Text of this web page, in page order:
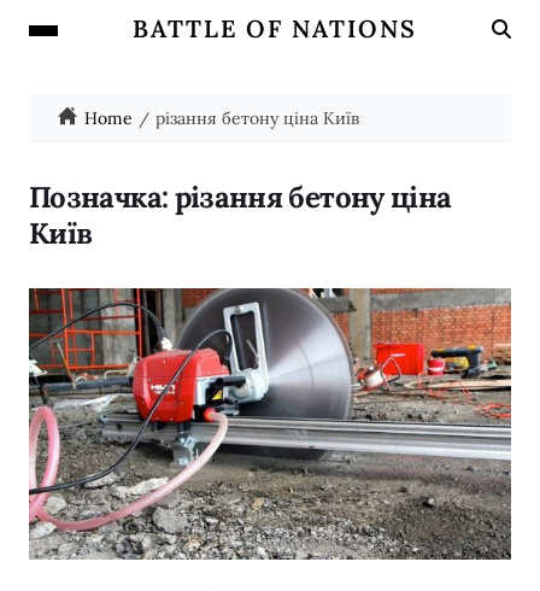
BATTLE OF NATIONS
Home різання бетону ціна Київ
Позначка:різання бетону ціна
Київ